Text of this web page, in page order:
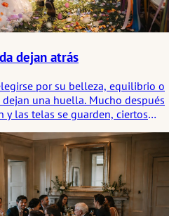
dejan atrás
por su belleza, equilibrio o
una huella. Mucho después
y las telas se guarden, ciertos
el color de la boda no solo
de la huella emocional que